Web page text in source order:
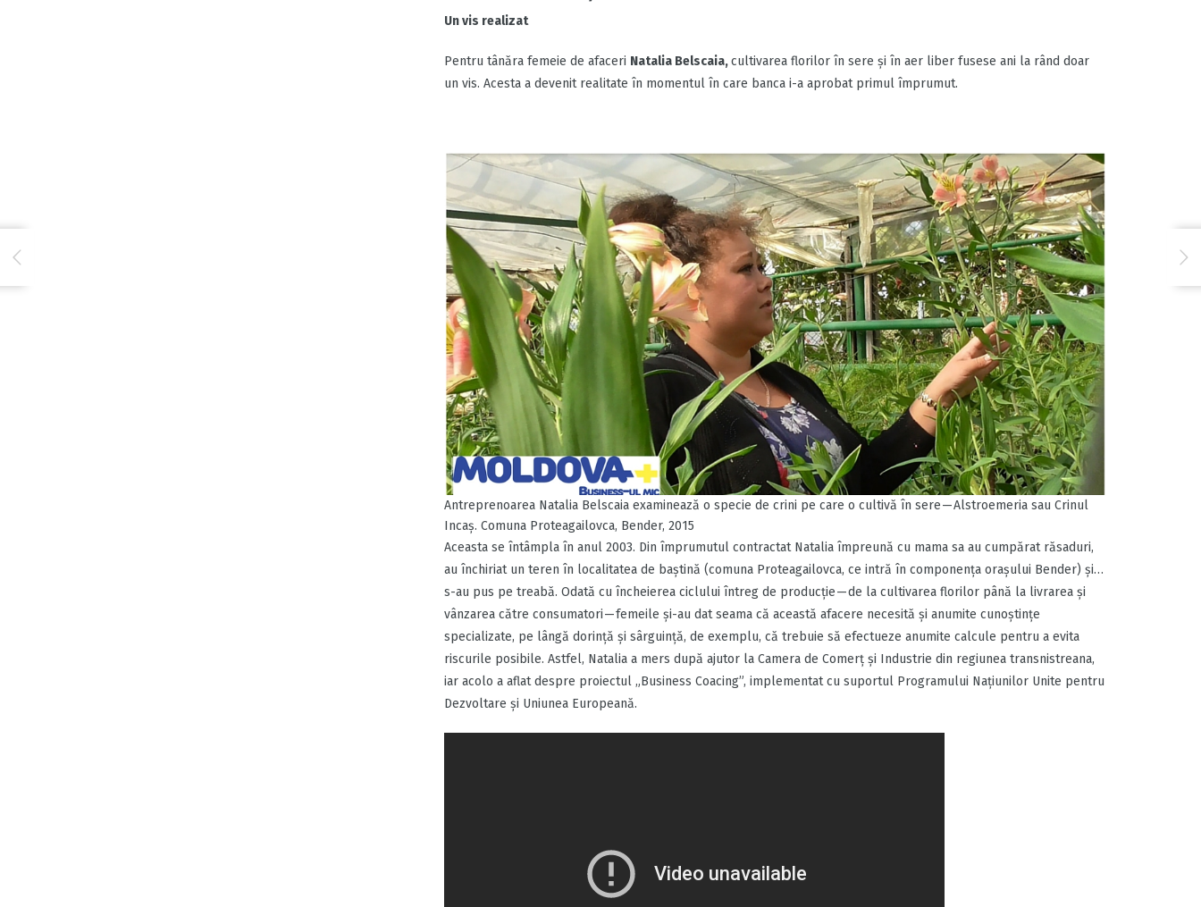
Un vis realizat
Pentru tânăra femeie de afaceri Natalia Belscaia,cultivarea florilor în sere şi în aer liber fusese ani la rând doar
un vis. Acesta a devenit realitate în momentul în care banca i-a aprobat primul împrumut.
Antreprenoarea Natalia Belscaia examinează o specie de crini pe care o cultivă în sere — Alstroemeria sau Crinul
Incaş. Comuna Proteagailovca, Bender, 2015
Aceasta se întâmpla în anul 2003. Din împrumutul contractat Natalia împreună cu mama sa au cumpărat răsaduri,
au închiriat un teren în localitatea de baștină (comuna Proteagailovca, ce intră în componența orașului Bender) şi…
s-au pus pe treabă. Odată cu încheierea ciclului întreg de producţie — de la cultivarea florilor până la livrarea şi
vânzarea către consumatori — femeile şi-au dat seama că această afacere necesită și anumite cunoştinţe
specializate, pe lângă dorinţă şi sârguinţă, de exemplu, că trebuie să efectueze anumite calcule pentru a evita
riscurile posibile. Astfel, Natalia a mers după ajutor la Camera de Comerţ şi Industrie din regiunea transnistreana,
iar acolo a aflat despre proiectul „Business Coacing”, implementat cu suportul Programului Naţiunilor Unite pentru
Dezvoltare şi Uniunea Europeană.